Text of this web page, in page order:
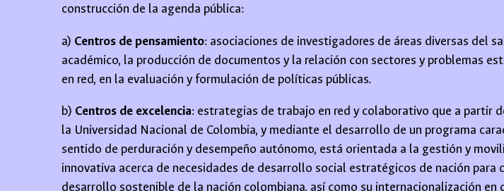
construcción de la agenda pública:
a) Centros de pensamiento: asociaciones de investigadores de áreas diversas del
académico, la producción de documentos y la relación con sectores y problemas
en red, en la evaluación y formulación de políticas públicas.
b) Centros de excelencia: estrategias de trabajo en red y colaborativo que a partir
la Universidad Nacional de Colombia, y mediante el desarrollo de un programa
sentido de perduración y desempeño autónomo, está orientada a la gestión y
innovativa acerca de necesidades de desarrollo social estratégicos de nación
desarrollo sostenible de la nación colombiana, así como su internacionalización